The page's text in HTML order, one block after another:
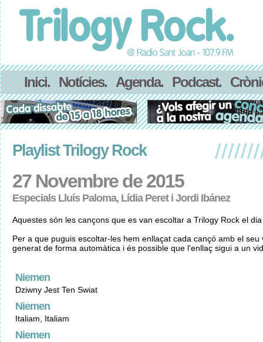
Inici. Notícies. Agenda. Podcast.
Playlist Trilogy Rock
27 Novembre de 2015
Especials Lluís Paloma, Lídia Peret i Jordi Ibánez
Aquestes són les cançons que es van escoltar a Trilogy Rock el
Per a que puguis escoltar-les hem enllaçat cada cançó amb el
generat de forma automàtica i és possible que l'enllaç sigui a un
Niemen
Dziwny Jest Ten Swiat
Niemen
Italiam, Italiam
Niemen